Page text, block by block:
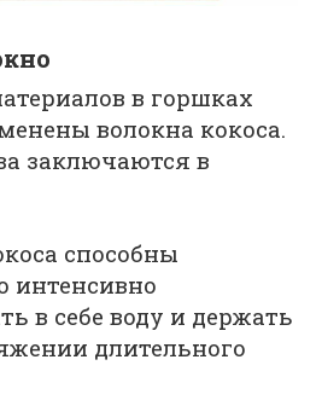
в горшках
волокна кокоса.
заключаются в
способны
интенсивно
в себе воду и держать
длительного